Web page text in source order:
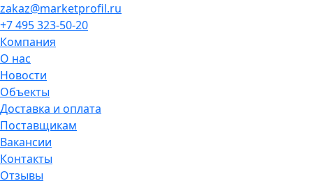
zakaz@marketprofil.ru
+7 495 323-50-20
Компания
О нас
Новости
Объекты
Доставка и оплата
Поставщикам
Вакансии
Контакты
Отзывы